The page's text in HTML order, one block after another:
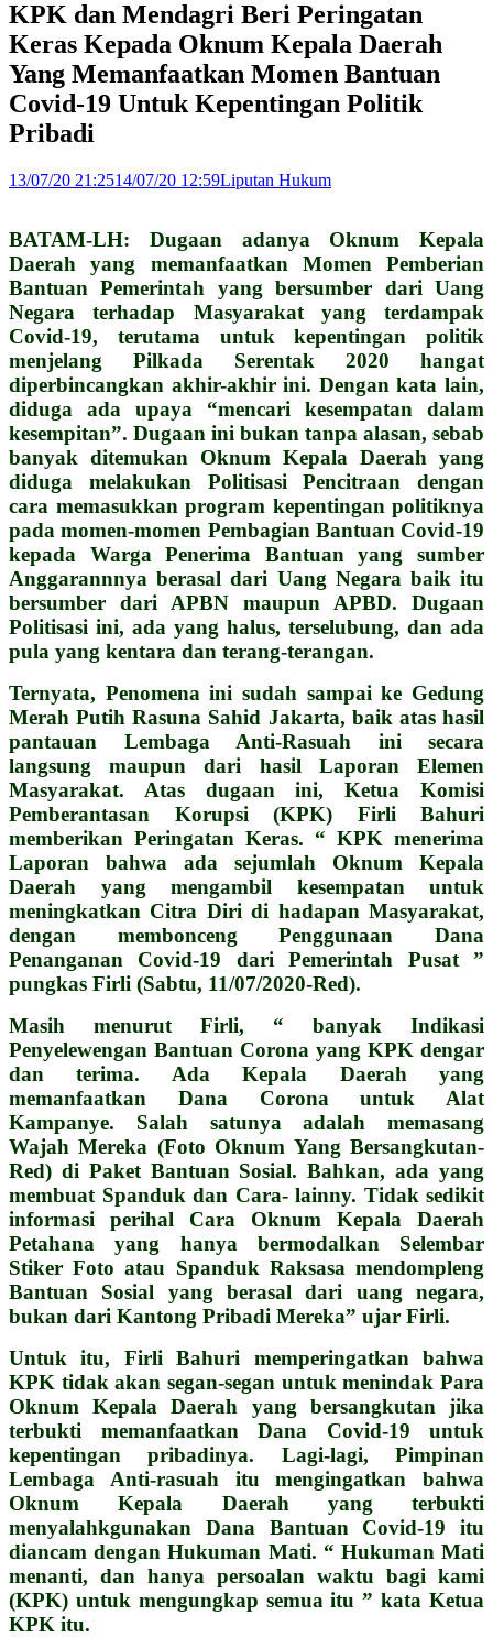
KPK dan Mendagri Beri Peringatan
Keras Kepada Oknum Kepala Daerah
Yang Memanfaatkan Momen Bantuan
Covid-19 Untuk Kepentingan Politik
Pribadi
13/07/20 21:2514/07/20 12:59Liputan Hukum
BATAM-LH: Dugaan adanya Oknum Kepala
Daerah yang memanfaatkan Momen Pemberian
Bantuan Pemerintah yang bersumber dari Uang
Negara terhadap Masyarakat yang terdampak
Covid-19, terutama untuk kepentingan politik
menjelang Pilkada Serentak 2020 hangat
diperbincangkan akhir-akhir ini. Dengan kata lain,
diduga ada upaya “mencari kesempatan dalam
kesempitan”. Dugaan ini bukan tanpa alasan, sebab
banyak ditemukan Oknum Kepala Daerah yang
diduga melakukan Politisasi Pencitraan dengan
cara memasukkan program kepentingan politiknya
pada momen-momen Pembagian Bantuan Covid-19
kepada Warga Penerima Bantuan yang sumber
Anggarannnya berasal dari Uang Negara baik itu
bersumber dari APBN maupun APBD. Dugaan
Politisasi ini, ada yang halus, terselubung, dan ada
pula yang kentara dan terang-terangan.
Ternyata, Penomena ini sudah sampai ke Gedung
Merah Putih Rasuna Sahid Jakarta, baik atas hasil
pantauan Lembaga Anti-Rasuah ini secara
langsung maupun dari hasil Laporan Elemen
Masyarakat. Atas dugaan ini, Ketua Komisi
Pemberantasan Korupsi (KPK) Firli Bahuri
memberikan Peringatan Keras. “ KPK menerima
Laporan bahwa ada sejumlah Oknum Kepala
Daerah yang mengambil kesempatan untuk
meningkatkan Citra Diri di hadapan Masyarakat,
dengan membonceng Penggunaan Dana
Penanganan Covid-19 dari Pemerintah Pusat ”
pungkas Firli (Sabtu, 11/07/2020-Red).
Masih menurut Firli, “ banyak Indikasi
Penyelewengan Bantuan Corona yang KPK dengar
dan terima. Ada Kepala Daerah yang
memanfaatkan Dana Corona untuk Alat
Kampanye. Salah satunya adalah memasang
Wajah Mereka (Foto Oknum Yang Bersangkutan-
Red) di Paket Bantuan Sosial. Bahkan, ada yang
membuat Spanduk dan Cara- lainny. Tidak sedikit
informasi perihal Cara Oknum Kepala Daerah
Petahana yang hanya bermodalkan Selembar
Stiker Foto atau Spanduk Raksasa mendompleng
Bantuan Sosial yang berasal dari uang negara,
bukan dari Kantong Pribadi Mereka” ujar Firli.
Untuk itu, Firli Bahuri memperingatkan bahwa
KPK tidak akan segan-segan untuk menindak Para
Oknum Kepala Daerah yang bersangkutan jika
terbukti memanfaatkan Dana Covid-19 untuk
kepentingan pribadinya. Lagi-lagi, Pimpinan
Lembaga Anti-rasuah itu mengingatkan bahwa
Oknum Kepala Daerah yang terbukti
menyalahkgunakan Dana Bantuan Covid-19 itu
diancam dengan Hukuman Mati. “ Hukuman Mati
menanti, dan hanya persoalan waktu bagi kami
(KPK) untuk mengungkap semua itu ” kata Ketua
KPK itu.